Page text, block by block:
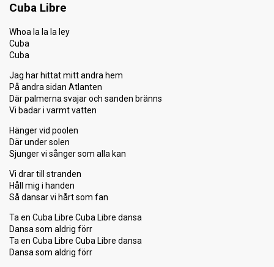
Cuba Libre
Whoa la la la ley
Cuba
Cuba
Jag har hittat mitt andra hem
På andra sidan Atlanten
Där palmerna svajar och sanden bränns
Vi badar i varmt vatten
Hänger vid poolen
Där under solen
Sjunger vi sånger som alla kan
Vi drar till stranden
Håll mig i handen
Så dansar vi hårt som fan
Ta en Cuba Libre Cuba Libre dansa
Dansa som aldrig förr
Ta en Cuba Libre Cuba Libre dansa
Dansa som aldrig förr